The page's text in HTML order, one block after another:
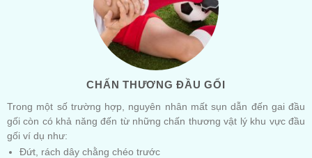
CHẤN THƯƠNG ĐẦU GỐI
Trong một số trường hợp, nguyên nhân mất sụn dẫn đến gai đầu
gối còn có khả năng đến từ những chấn thương vật lý khu vực đầu
gối ví dụ như:
Đứt, rách dây chằng chéo trước